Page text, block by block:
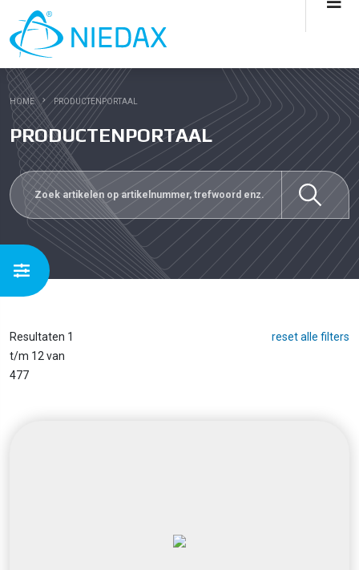
HOME PRODUCTENPORTAAL
PRODUCTENPORTAAL
Resultaten 1
t/m 12 van
477
reset alle filters